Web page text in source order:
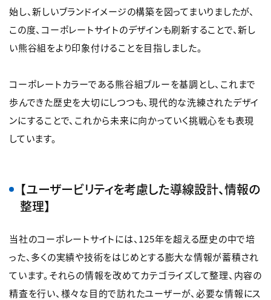
始し、新しいブランドイメージの構築を図ってまいりましたが、
この度、コーポレートサイトのデザインも刷新することで、新し
い熊谷組をより印象付けることを目指しました。
コーポレートカラーである熊谷組ブルーを基調とし、これまで
歩んできた歴史を大切にしつつも、現代的な洗練されたデザイ
ンにすることで、これから未来に向かっていく挑戦心をも表現
しています。
【ユーザービリティを考慮した導線設計、情報の
整理】
当社のコーポレートサイトには、125年を超える歴史の中で培
った、多くの実績や技術をはじめとする膨大な情報が蓄積され
ています。それらの情報を改めてカテゴライズして整理、内容の
精査を行い、様々な目的で訪れたユーザーが、必要な情報にス